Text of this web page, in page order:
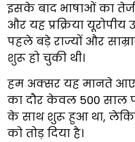
इसके बाद भाषाओं का
और यह प्रक्रिया
पहले बड़े राज्यों और
शुरू हो चुकी थी।
हम अक्सर यह मानते आए
का दौर केवल 500 साल
के साथ शुरू हुआ था,
को तोड़ दिया है।